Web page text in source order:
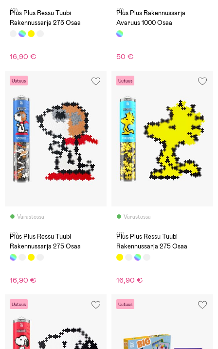
(0)
Plus Plus Ressu Tuubi
Rakennussarja 275 Osaa
16,90 €
(0)
Plus Plus Rakennussarja
Avaruus 1000 Osaa
50 €
Uutuus
Varastossa
(0)
Plus Plus Ressu Tuubi
Rakennussarja 275 Osaa
16,90 €
Uutuus
Varastossa
(0)
Plus Plus Ressu Tuubi
Rakennussarja 275 Osaa
16,90 €
Uutuus Uutuus